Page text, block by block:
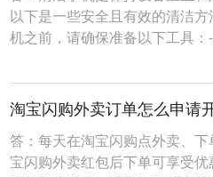
以下是一些安全且有效的清洁
机之前，请确保准备以下工具
避免划伤屏幕）- 70%-75% 的
（避免使用含漂白剂或过氧化
于清理缝隙）- 吸尘器或压缩空
尘）---2. 关闭手机并
淘宝闪购外卖订单怎么申请
答：每天在淘宝闪购点外卖、
宝闪购外卖红包后下单可享受